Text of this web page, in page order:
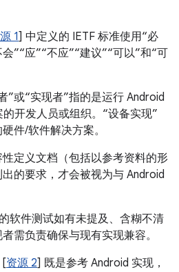
1] 中定义的 IETF 标准使用“必
”“应”“不应”“建议”“可以”和“可
”或“实现者”指的是运行 Android
开发人员或组织。“设备实现”
件/软件解决方案。
定义文档（包括以参考资料的形
的要求，才会被视为与 Android
软件测试如有未提及、含糊不清
需负责确保与现有实现兼容。
[资源 2] 既是参考 Android 实现，